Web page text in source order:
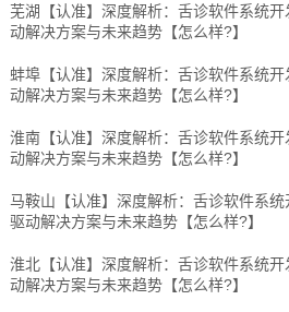
芜湖【认准】深度解析：舌诊软件系统
动解决方案与未来趋势【怎么样?】
蚌埠【认准】深度解析：舌诊软件系统
动解决方案与未来趋势【怎么样?】
淮南【认准】深度解析：舌诊软件系统
动解决方案与未来趋势【怎么样?】
马鞍山【认准】深度解析：舌诊软件系
驱动解决方案与未来趋势【怎么样?】
淮北【认准】深度解析：舌诊软件系统
动解决方案与未来趋势【怎么样?】